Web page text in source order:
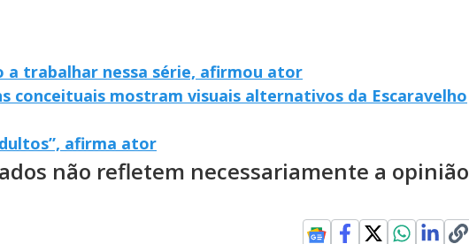
a trabalhar nessa série, afirmou ator
conceituais mostram visuais alternativos da Escaravelho
afirma ator
não refletem necessariamente a opinião